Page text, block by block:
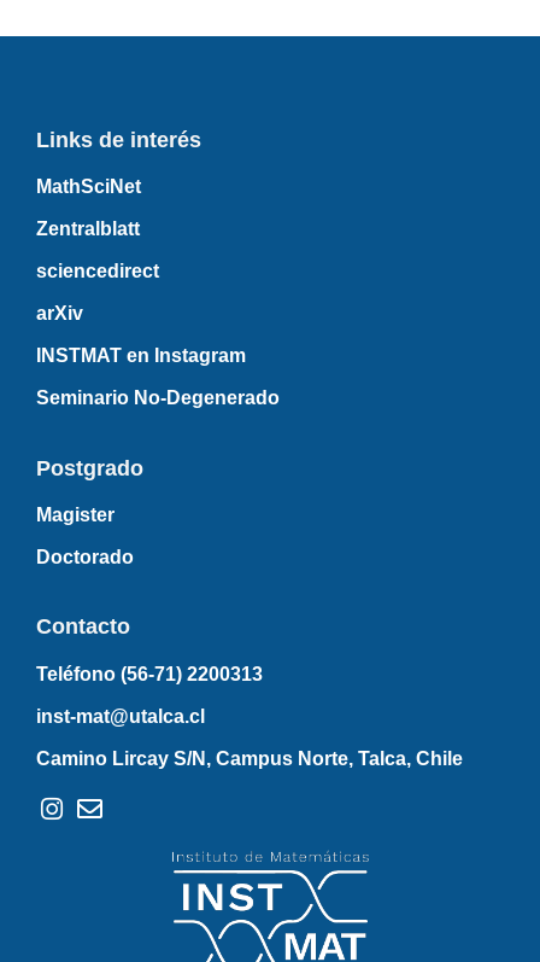
Links de interés
MathSciNet
Zentralblatt
sciencedirect
arXiv
INSTMAT en Instagram
Seminario No-Degenerado
Postgrado
Magister
Doctorado
Contacto
Teléfono (56-71) 2200313
inst-mat@utalca.cl
Camino Lircay S/N, Campus Norte, Talca, Chile